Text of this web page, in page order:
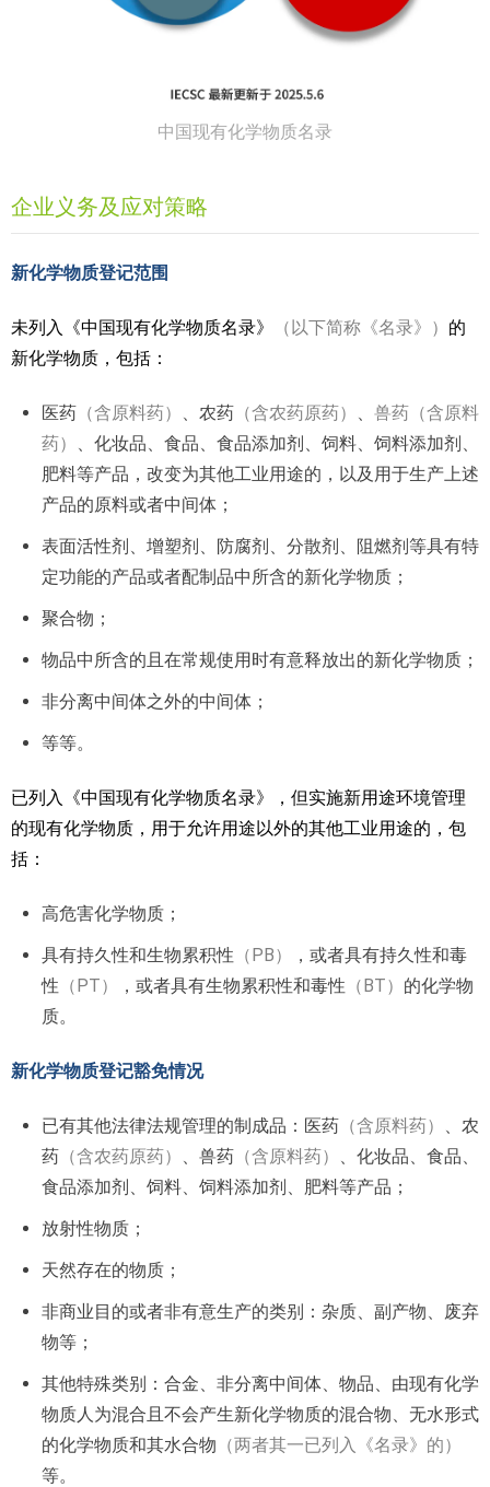
中国现有化学物质名录
企业义务及应对策略
新化学物质登记范围
未列入《中国现有化学物质名录》 （以下简称《名录》） 的
新化学物质，包括：
医药 （含原料药） 、农药 （含农药原药） 、 兽药（含原料
药）
、化妆品、食品、食品添加剂、饲料、饲料添加剂、
肥料等产品，改变为其他工业用途的，以及用于生产上述
产品的原料或者中间体；
表面活性剂、增塑剂、防腐剂、分散剂、阻燃剂等具有特
定功能的产品或者配制品中所含的新化学物质；
聚合物；
物品中所含的且在常规使用时有意释放出的新化学物质；
非分离中间体之外的中间体；
等等。
已列入《中国现有化学物质名录》，但实施新用途环境管理
的现有化学物质，用于允许用途以外的其他工业用途的，包
括：
高危害化学物质；
具有持久性和生物累积性 （PB）
，或者具有持久性和毒
性 （PT） ，或者具有生物累积性和毒性 （BT） 的化学物
质。
新化学物质登记豁免情况
已有其他法律法规管理的制成品：医药 （含原料药）
、农
药 （含农药原药） 、兽药 （含原料药）
、化妆品、食品、
食品添加剂、饲料、饲料添加剂、肥料等产品；
放射性物质；
天然存在的物质；
非商业目的或者非有意生产的类别：杂质、副产物、废弃
物等；
其他特殊类别：合金、非分离中间体、物品、由现有化学
物质人为混合且不会产生新化学物质的混合物、无水形式
的化学物质和其水合物 （两者其一已列入《名录》的）
等。